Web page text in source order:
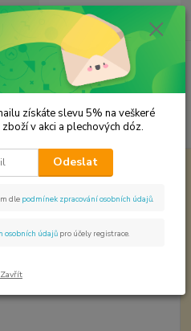
Menu
Hledat
ks
za 0,00 Kč
na cukroví a bonbóny - retro
a bonbóny -
získáte slevu 5% na veškeré
v akci a plechových dóz.
Odeslat
dle podmínek zpracování osobních údajů
osobních údajů pro účely registrace.
Zavřít